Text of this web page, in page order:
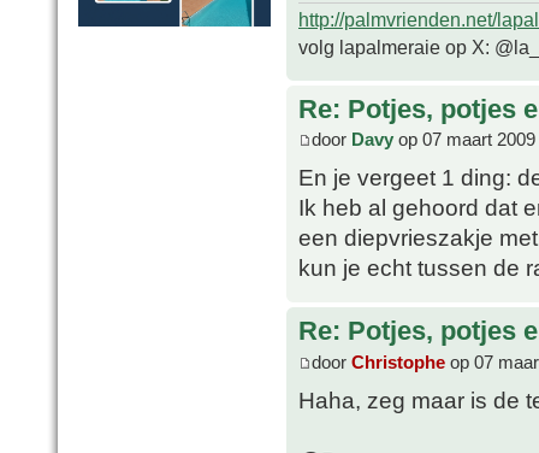
http://palmvrienden.net/
volg lapalmeraie op X:
Re: Potjes, potjes
door Davy op 07 maart
En je vergeet 1 ding:
Ik heb al gehoord dat
een diepvrieszakje
kun je echt tussen de
Re: Potjes, potjes
door Christophe op 07
Haha, zeg maar is de